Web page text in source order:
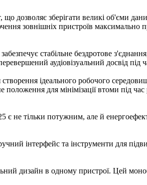
що дозволяє зберігати великі об'єми
зовнішніх пристроїв
стабільне бездротове
аудіовізуальний досвід під
ідеального робочого
положення для мінімізації втоми під
є не тільки потужним, але й
інтерфейс та інструменти для
дизайн в одному пристрої. Цей